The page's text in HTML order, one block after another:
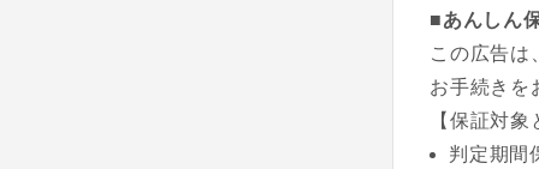
■あんしん
この広告は
お手続きを
【保証対
判定期間